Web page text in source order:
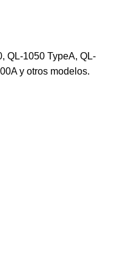
QL-1050 TypeA, QL-
y otros modelos.